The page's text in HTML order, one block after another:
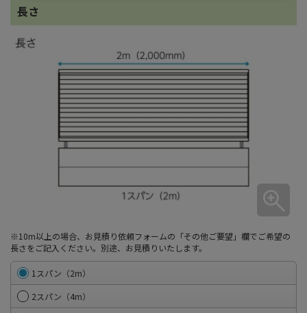
長さ
※10m以上の場合、お見積り依頼フォームの「その他ご要望」欄でご希望の
長さをご記入ください。別途、お見積りいたします。
1スパン（2m）
2スパン（4m）